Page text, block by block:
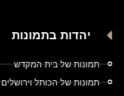
יהדות בתמונות
תמונות של בית המקדש
תמונות של הכותל וירושלים